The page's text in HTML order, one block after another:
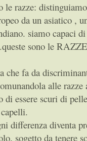
le razze:
da un asiatico ,
siamo capaci
sono le
che fa da
alle
essere scuri di
differenza diventa
sogetto da tenere